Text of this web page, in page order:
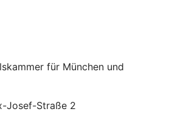
für München und
Josef-Straße 2